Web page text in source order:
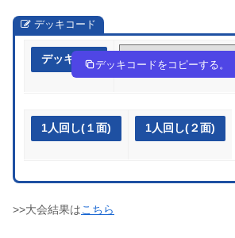
デッキコード
デッキ作成 yyppSp-8G4t14-pR2Rp2
デッキコードをコピーする。
1人回し(１面) 1人回し(２面)
>>大会結果はこちら